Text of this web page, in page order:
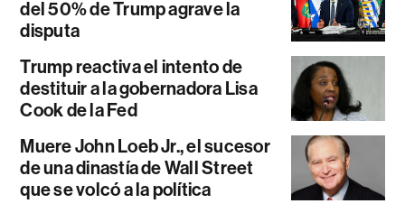
del 50% de Trump agrave la
disputa
Trump reactiva el intento de
destituir a la gobernadora Lisa
Cook de la Fed
Muere John Loeb Jr., el sucesor
de una dinastía de Wall Street
que se volcó a la política